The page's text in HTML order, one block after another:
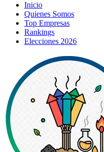
Inicio
Quienes Somos
Top Empresas
Rankings
Elecciones 2026